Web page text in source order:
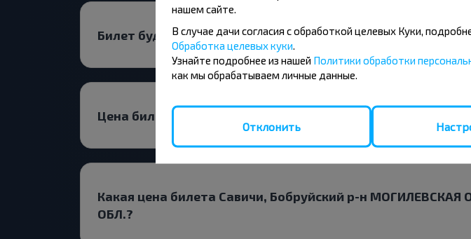
Билет будет дешевле на прямой рейс или с пересадками?
Цена билетов в обе стороны будет меньше?
Какая цена билета Савичи, Бобруйский р-н
ОБЛ.?
нашем сайте.
В случае дачи согласия с обработкой целевых Куки,
Обработка целевых куки
Узнайте подробнее из нашей Политики обработки
как мы обрабатываем личные данные.
Отклонить